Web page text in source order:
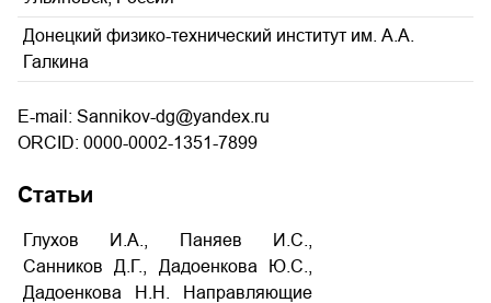
Донецкий физико-технический институт им. А.А.
Галкина
E-mail: Sannikov-dg@yandex.ru
ORCID: 0000-0002-1351-7899
Статьи
Глухов И.А., Паняев И.С.,
Санников Д.Г., Дадоенкова Ю.С.,
Дадоенкова Н.Н. Направляющие